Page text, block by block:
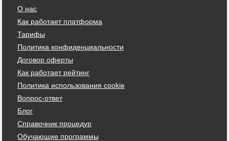
О нас
Как работает платформа
Тарифы
Политика конфиденциальности
Договор оферты
Как работает рейтинг
Политика использования cookie
Вопрос-ответ
Блог
Справочник процедур
Обучающие программы